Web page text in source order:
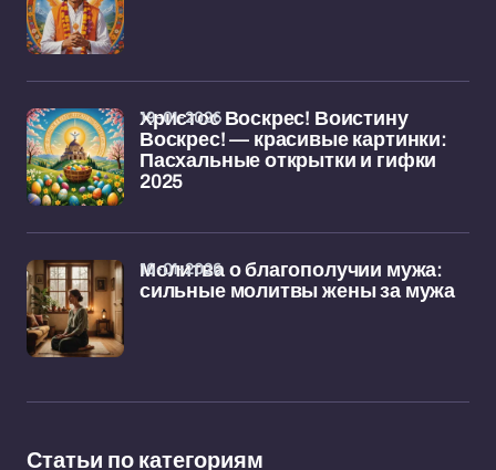
Христос Воскрес! Воистину
Воскрес! — красивые картинки:
Пасхальные открытки и гифки
2025
19-01-2026
Молитва о благополучии мужа:
сильные молитвы жены за мужа
16-01-2026
Статьи по категориям